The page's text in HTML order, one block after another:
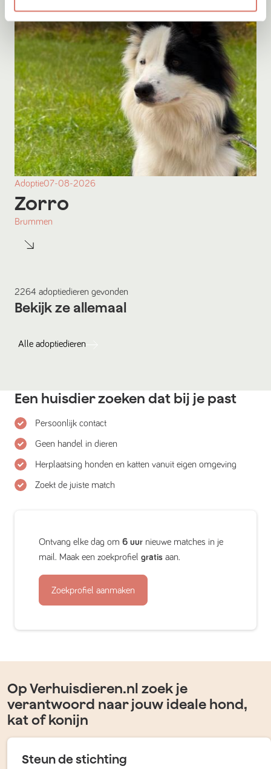
Adoptie07-08-2026
Zorro
Brummen
2264 adoptiedieren gevonden
Bekijk ze allemaal
Alle adoptiedieren
Een huisdier zoeken dat bij je past
Persoonlijk contact
Geen handel in dieren
Herplaatsing honden en katten vanuit eigen omgeving
Zoekt de juiste match
Ontvang elke dag om 6 uur nieuwe matches in je
mail. Maak een zoekprofiel gratis aan.
Zoekprofiel aanmaken
Op Verhuisdieren.nl zoek je
verantwoord naar jouw ideale hond,
kat of konijn
Steun de stichting